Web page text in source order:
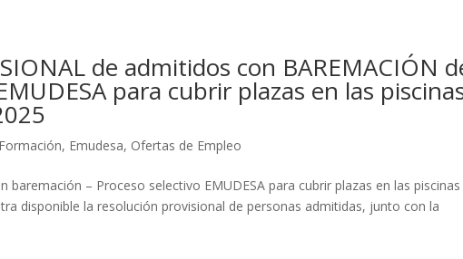
de admitidos con BAREMACIÓN
para cubrir plazas en las
, Emudesa, Ofertas de Empleo
baremación – Proceso selectivo EMUDESA para cubrir plazas en las piscinas
disponible la resolución provisional de personas admitidas, junto con la